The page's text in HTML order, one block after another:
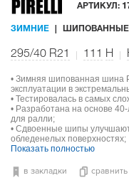
АРТИКУЛ:
ЗИМНИЕ ШИПОВАННЫЕ
295/40 R21 111 H
• Зимняя шипованная шина
эксплуатации в
• Тестировалась в самых
• Разработана на основе
для ралли;
• Сдвоенные шипы
обледенелых поверхностях;
Показать полностью
в закладки сравнить